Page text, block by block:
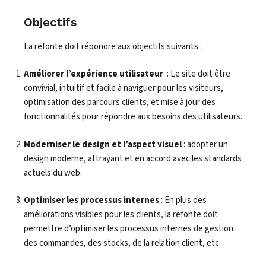
Objectifs
La refonte doit répondre aux objectifs suivants :
Améliorer l’expérience utilisateur : Le site doit être
convivial, intuitif et facile à naviguer pour les visiteurs,
optimisation des parcours clients, et mise à jour des
fonctionnalités pour répondre aux besoins des utilisateurs.
Moderniser le design et l’aspect visuel: adopter un
design moderne, attrayant et en accord avec les standards
actuels du web.
Optimiser les processus internes: En plus des
améliorations visibles pour les clients, la refonte doit
permettre d’optimiser les processus internes de gestion
des commandes, des stocks, de la relation client, etc.